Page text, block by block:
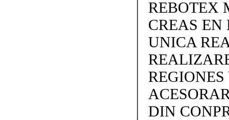
REBOTEX
CREAS EN
UNICA
REGIONES
DIN